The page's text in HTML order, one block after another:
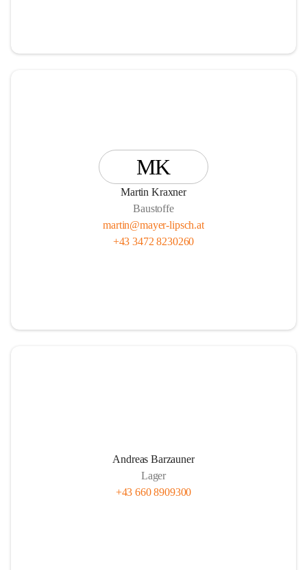
MK
Martin Kraxner
Baustoffe
martin@mayer-lipsch.at
+43 3472 8230260
Andreas Barzauner
Lager
+43 660 8909300